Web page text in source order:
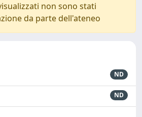
non sono stati
da parte dell'ateneo
ND
ND